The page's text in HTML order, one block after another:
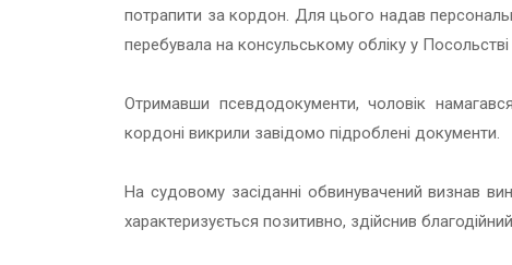
потрапити за кордон. Для цього надав
перебувала на консульському обліку у Посольстві
Отримавши псевдодокументи, чоловік
кордоні викрили завідомо підроблені документи.
На судовому засіданні обвинувачений визнав
характеризується позитивно, здійснив